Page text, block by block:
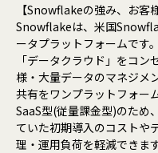
【Snowflakeの強み、お客
Snowflakeは、米国
ータプラットフォームです。
「データクラウド」をコ
様・大量データのマネジメ
共有をワンプラットフォー
SaaS型(従量課金型)のため
ていた初期導入のコストや
理・運用負荷を軽減できます